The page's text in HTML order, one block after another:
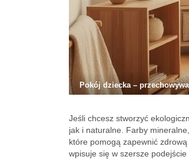
Pokój dziecka –
Jeśli chcesz stworzyć
jak i naturalne. Farby
które pomogą zapewnić
wpisuje się w szersze